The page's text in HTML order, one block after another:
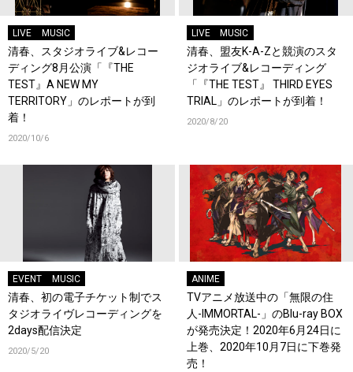
LIVE MUSIC
清春、スタジオライブ&レコー
ディング8月公演「『THE
TEST』A NEW MY
TERRITORY」のレポートが到
着！
2020/10/6
LIVE MUSIC
清春、盟友K-A-Zと競演のスタ
ジオライブ&レコーディング
「『THE TEST』 THIRD EYES
TRIAL」のレポートが到着！
2020/8/20
EVENT MUSIC
清春、初の電子チケット制でス
タジオライヴレコーディングを
2days配信決定
2020/5/20
ANIME
TVアニメ放送中の「無限の住
人-IMMORTAL-」のBlu-ray BOX
が発売決定！2020年6月24日に
上巻、2020年10月7日に下巻発
売！